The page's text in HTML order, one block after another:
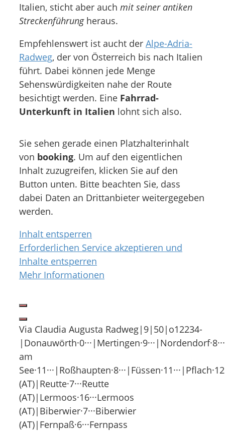
Italien, sticht aber auch mit seiner antiken
Streckenführungheraus.
Empfehlenswert ist aucht der Alpe-Adria-
Radweg, der von Österreich bis nach Italien
führt. Dabei können jede Menge
Sehenswürdigkeiten nahe der Route
besichtigt werden. Eine Fahrrad-
Unterkunft in Italien lohnt sich also.
Sie sehen gerade einen Platzhalterinhalt
von booking. Um auf den eigentlichen
Inhalt zuzugreifen, klicken Sie auf den
Button unten. Bitte beachten Sie, dass
dabei Daten an Drittanbieter weitergegeben
werden.
Inhalt entsperren
Erforderlichen Service akzeptieren und
Inhalte entsperren
Mehr Informationen
Via Claudia Augusta Radweg|9|50|o12234-
am
(AT)|Reutte·7···Reutte
(AT)|Lermoos·16···Lermoos
(AT)|Biberwier·7···Biberwier
(AT)|Fernpaß·6···Fernpass